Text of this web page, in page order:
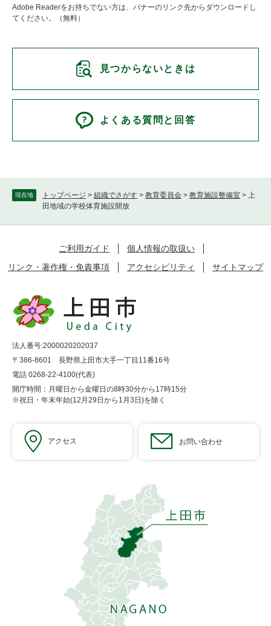
現在地 トップページ > 組織でさがす > 教育委員会 > 教育施設整備室 > 上
田地域の学校体育施設開放
Adobe Readerをお持ちでない方は、バナーのリンク先からダウンロードし
てください。（無料）
見つからないときは
よくある質問と回答
ご利用ガイド
個人情報の取扱い
リンク・著作権・免責事項
アクセシビリティ サイトマップ
法人番号:2000020202037
〒386-8601 長野県上田市大手一丁目11番16号
電話 0268-22-4100(代表)
開庁時間：月曜日から金曜日の8時30分から17時15分
※祝日・年末年始(12月29日から1月3日)を除く
アクセス お問い合わせ